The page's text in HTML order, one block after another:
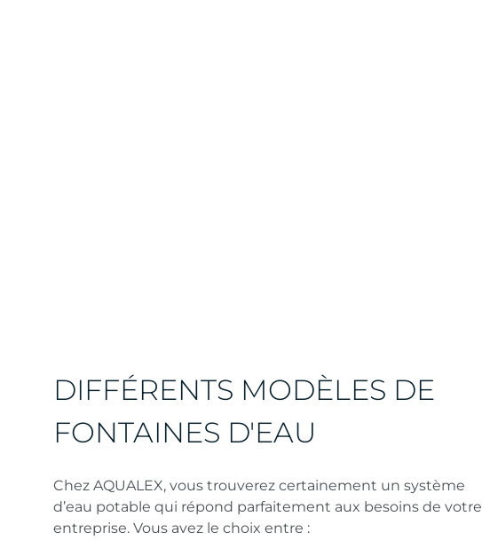
DIFFÉRENTS MODÈLES DE
FONTAINES D'EAU
Chez AQUALEX, vous trouverez certainement un système
d’eau potable qui répond parfaitement aux besoins de votre
entreprise. Vous avez le choix entre :